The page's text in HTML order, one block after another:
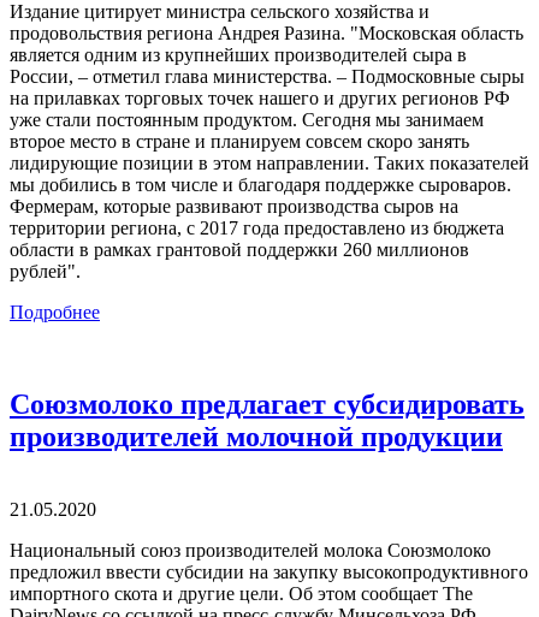
Издание цитирует министра сельского хозяйства и
продовольствия региона Андрея Разина. "Московская область
является одним из крупнейших производителей сыра в
России, – отметил глава министерства. – Подмосковные сыры
на прилавках торговых точек нашего и других регионов РФ
уже стали постоянным продуктом. Сегодня мы занимаем
второе место в стране и планируем совсем скоро занять
лидирующие позиции в этом направлении. Таких показателей
мы добились в том числе и благодаря поддержке сыроваров.
Фермерам, которые развивают производства сыров на
территории региона, с 2017 года предоставлено из бюджета
области в рамках грантовой поддержки 260 миллионов
рублей".
Подробнее
Союзмолоко предлагает субсидировать
производителей молочной продукции
21.05.2020
Национальный союз производителей молока Союзмолоко
предложил ввести субсидии на закупку высокопродуктивного
импортного скота и другие цели. Об этом сообщает The